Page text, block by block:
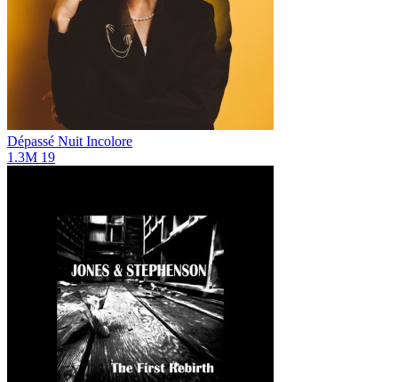
Dépassé Nuit Incolore
1.3M 19